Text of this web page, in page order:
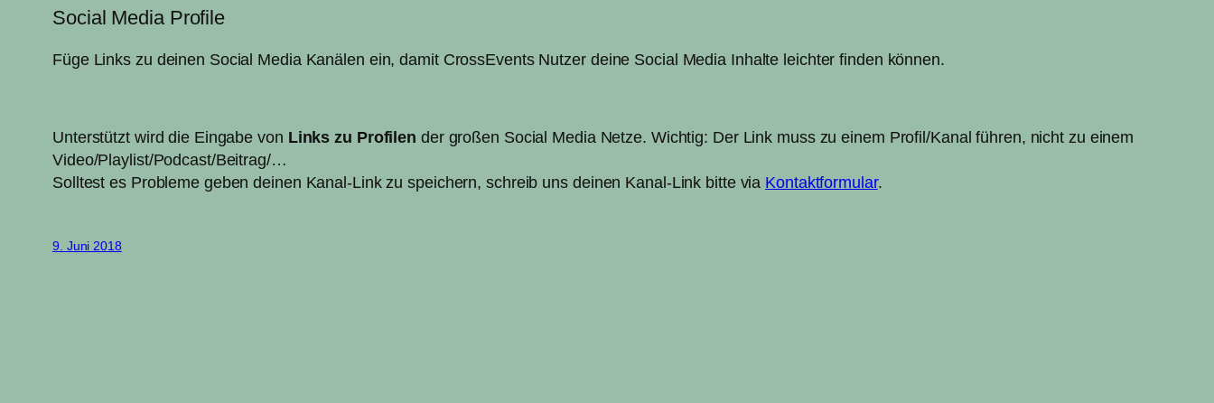
Social Media Profile
Füge Links zu deinen Social Media Kanälen ein, damit CrossEvents Nutzer deine Social Media Inhalte leichter finden können.
Unterstützt wird die Eingabe von Links zu Profilen der großen Social Media Netze. Wichtig: Der Link muss zu einem Profil/Kanal führen, nicht zu einem
Video/Playlist/Podcast/Beitrag/…
Solltest es Probleme geben deinen Kanal-Link zu speichern, schreib uns deinen Kanal-Link bitte via Kontaktformular.
9. Juni 2018